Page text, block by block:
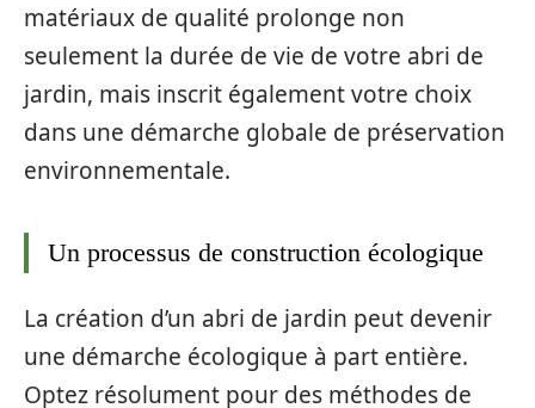
matériaux de qualité prolonge non
seulement la durée de vie de votre abri de
jardin, mais inscrit également votre choix
dans une démarche globale de préservation
environnementale.
Un processus de construction écologique
La création d’un abri de jardin peut devenir
une démarche écologique à part entière.
Optez résolument pour des méthodes de